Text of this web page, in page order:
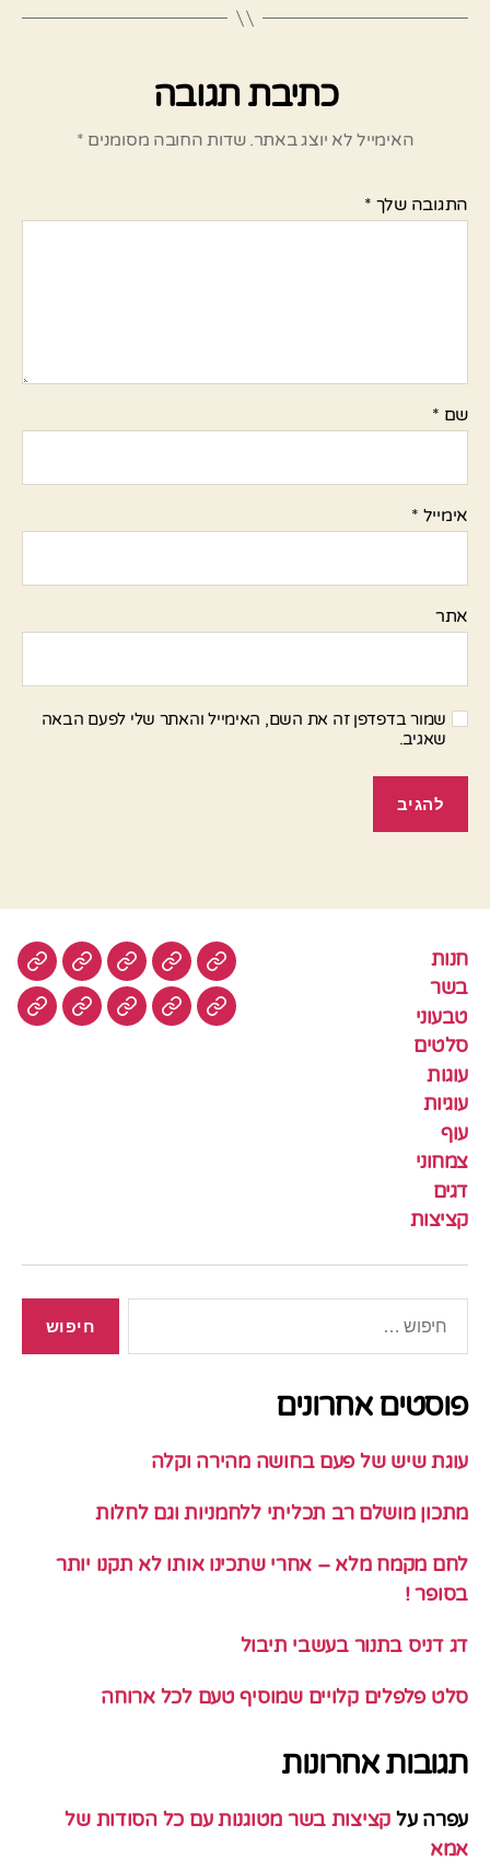
כתיבת תגובה
האימייל לא יוצג באתר. שדות החובה מסומנים *
התגובה שלך *
שם *
אימייל *
אתר
שמור בדפדפן זה את השם, האימייל והאתר שלי לפעם הבאה
שאגיב.
חנות
בשר
טבעוני
סלטים
עוגות
עוגיות
עוף
צמחוני
דגים
קציצות
חנות בשר טבעוניסלטים
עוגיותעוף צמחונידגים
פוסטים אחרונים
עוגת שיש של פעם בחושה מהירה וקלה
מתכון מושלם רב תכליתי ללחמניות וגם לחלות
לחם מקמח מלא – אחרי שתכינו אותו לא תקנו יותר
בסופר !
דג דניס בתנור בעשבי תיבול
סלט פלפלים קלויים שמוסיף טעם לכל ארוחה
תגובות אחרונות
עפרה על קציצות בשר מטוגנות עם כל הסודות של
אמא